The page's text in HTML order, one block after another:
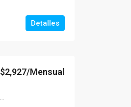
Detalles
$2,927/Mensual